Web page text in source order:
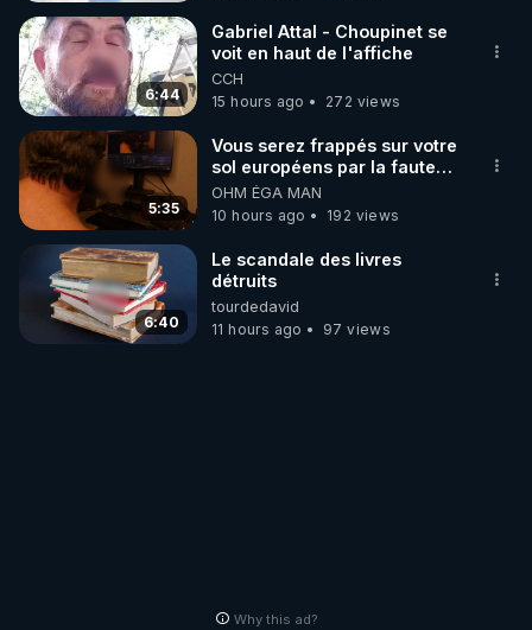
6:44
Gabriel Attal - Choupinet se
voit en haut de l'affiche
CCH
15 hours ago
272 views
5:35
Vous serez frappés sur votre
sol européens par la faute
des dirigeants qui s'en
mettent dans le nez
OHM ÉGA MAN
10 hours ago
192 views
6:40
Le scandale des livres
détruits
tourdedavid
11 hours ago
97 views
Why this ad?